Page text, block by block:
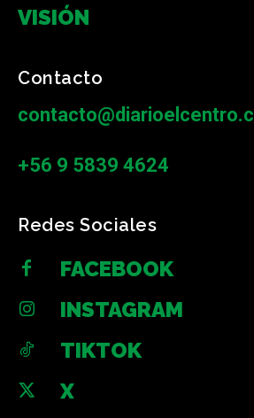
VISIÓN
Contacto
contacto@diarioelcentro.cl
+56 9 5839 4624
Redes Sociales
FACEBOOK
INSTAGRAM
TIKTOK
X